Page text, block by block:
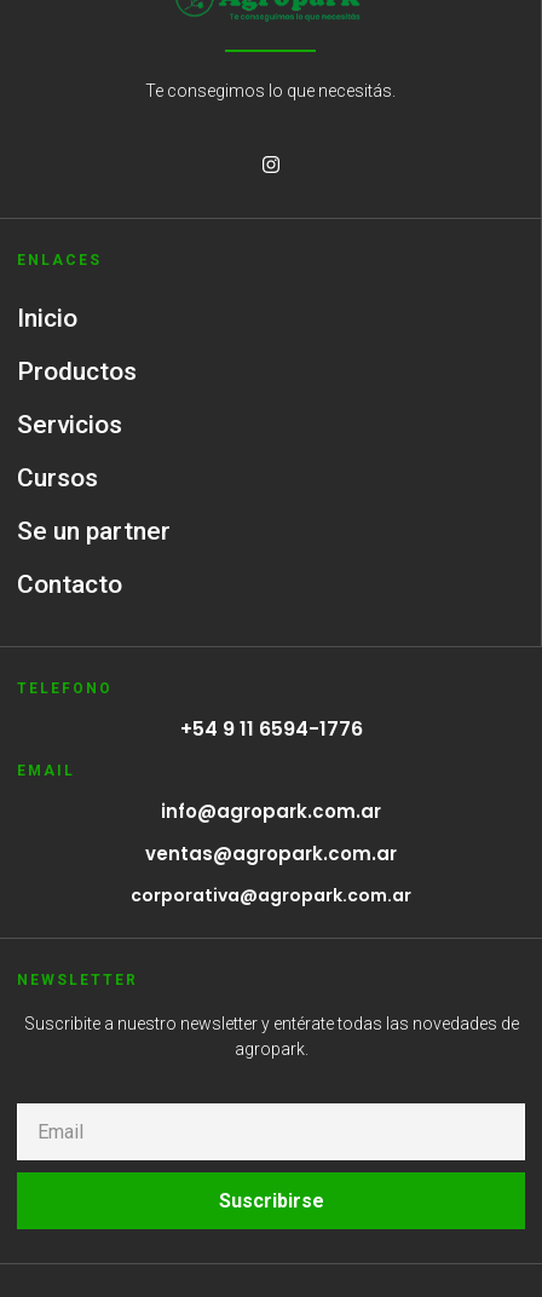
Te consegimos lo que necesitás.
ENLACES
Inicio
Productos
Servicios
Cursos
Se un partner
Contacto
TELEFONO
+54 9 11 6594-1776
EMAIL
info@agropark.com.ar
ventas@agropark.com.ar
corporativa@agropark.com.ar
NEWSLETTER
Suscribite a nuestro newsletter y entérate todas las novedades de
agropark.
Suscribirse